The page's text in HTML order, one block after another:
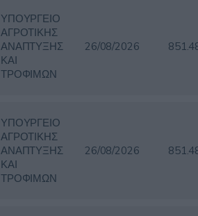
ΥΠΟΥΡΓΕΙΟ
ΑΓΡΟΤΙΚΗΣ
ΑΝΑΠΤΥΞΗΣ
ΚΑΙ
ΤΡΟΦΙΜΩΝ
26/08/2026
ΥΠΟΥΡΓΕΙΟ
ΑΓΡΟΤΙΚΗΣ
ΑΝΑΠΤΥΞΗΣ
ΚΑΙ
ΤΡΟΦΙΜΩΝ
26/08/2026